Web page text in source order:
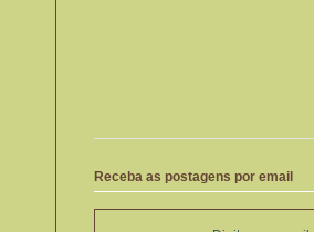
Receba as postagens por email